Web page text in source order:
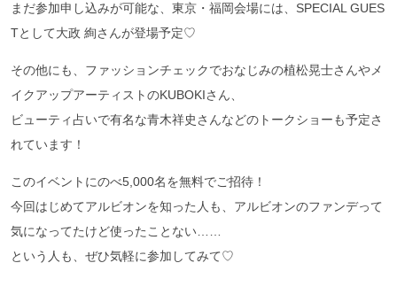
まだ参加申し込みが可能な、東京・福岡会場には、SPECIAL GUES
Tとして大政 絢さんが登場予定♡
その他にも、ファッションチェックでおなじみの植松晃士さんやメ
イクアップアーティストのKUBOKIさん、
ビューティ占いで有名な青木祥史さんなどのトークショーも予定さ
れています！
このイベントにのべ5,000名を無料でご招待！
今回はじめてアルビオンを知った人も、アルビオンのファンデって
気になってたけど使ったことない……
という人も、ぜひ気軽に参加してみて♡